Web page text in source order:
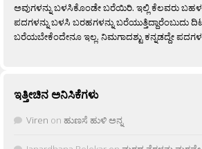
ಅವುಗಳನ್ನು ಬಳಸಿಕೊಂಡೇ ಬರೆಯಿರಿ. ಇಲ್ಲಿ ಕೆಲವರು ಬಹಳ
ಪದಗಳನ್ನು ಬಳಸಿ ಬರಹಗಳನ್ನು ಬರೆಯುತ್ತಿದ್ದಾರೆಂಬುದು
ಬರೆಯಬೇಕೆಂದೇನೂ ಇಲ್ಲ. ನಿಮಗಾದಶ್ಟು ಕನ್ನಡದ್ದೇ
ಇತ್ತೀಚಿನ ಅನಿಸಿಕೆಗಳು
Viren on ಹುಣಸೆ ಹುಳಿ ಅನ್ನ